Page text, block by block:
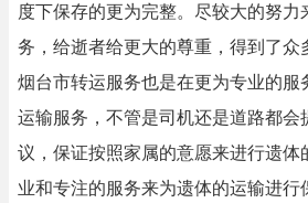
度下保存的更为完整。尽较大的努力
务，给逝者给更大的尊重，得到了众
烟台市转运服务也是在更为专业的服
运输服务，不管是司机还是道路都会
议，保证按照家属的意愿来进行遗体
业和专注的服务来为遗体的运输进行